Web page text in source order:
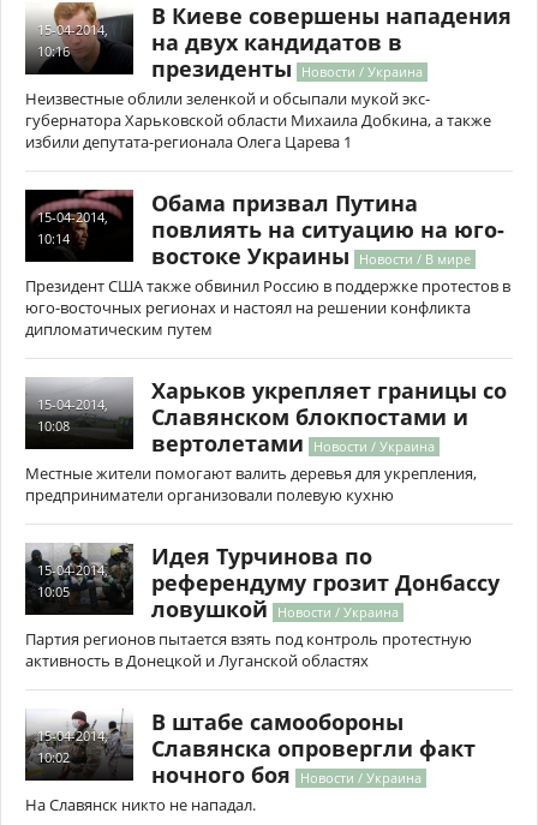
15-04-2014,
10:16
В Киеве совершены нападения
на двух кандидатов в
президенты
Новости / Украина
Неизвестные облили зеленкой и обсыпали мукой экс-
губернатора Харьковской области Михаила Добкина, а также
избили депутата-регионала Олега Царева 1
15-04-2014,
10:14
Обама призвал Путина
повлиять на ситуацию на юго-
востоке Украины
Новости / В мире
Президент США также обвинил Россию в поддержке протестов в
юго-восточных регионах и настоял на решении конфликта
дипломатическим путем
15-04-2014,
10:08
Харьков укрепляет границы со
Славянском блокпостами и
вертолетами
Новости / Украина
Местные жители помогают валить деревья для укрепления,
предприниматели организовали полевую кухню
15-04-2014,
10:05
Идея Турчинова по
референдуму грозит Донбассу
ловушкой
Новости / Украина
Партия регионов пытается взять под контроль протестную
активность в Донецкой и Луганской областях
15-04-2014,
10:02
В штабе самообороны
Славянска опровергли факт
ночного боя
Новости / Украина
На Славянск никто не нападал.